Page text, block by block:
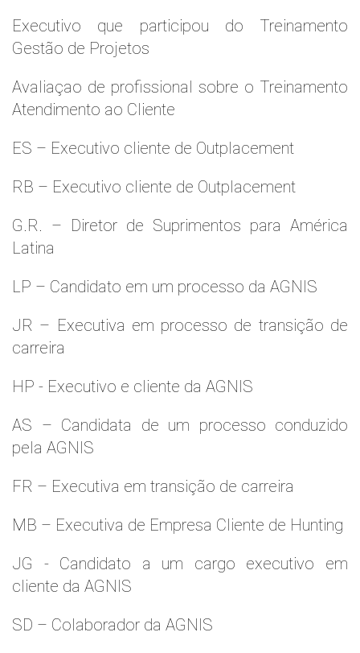
Executivo que participou do Treinamento
Gestão de Projetos
Avaliaçao de profissional sobre o Treinamento
Atendimento ao Cliente
ES – Executivo cliente de Outplacement
RB – Executivo cliente de Outplacement
G.R. – Diretor de Suprimentos para América
Latina
LP – Candidato em um processo da AGNIS
JR – Executiva em processo de transição de
carreira
HP - Executivo e cliente da AGNIS
AS – Candidata de um processo conduzido
pela AGNIS
FR – Executiva em transição de carreira
MB – Executiva de Empresa Cliente de Hunting
JG - Candidato a um cargo executivo em
cliente da AGNIS
SD – Colaborador da AGNIS